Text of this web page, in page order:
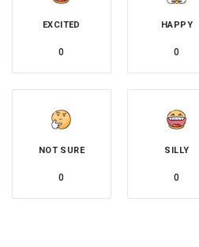
EXCITED
0
HAPPY
0
NOT SURE
0
SILLY
0